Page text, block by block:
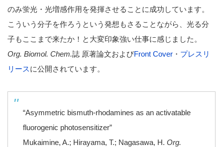
のみ蛍光・光増感作用を発揮させることに成功しています。
こういう分子を作ろうという発想もさることながら、光る分
子もここまで来たか！と大変印象強い仕事に感じました。
Org. Biomol. Chem.誌 原著論文およびFront Cover ・ プレスリ
リースに公開されています。
“Asymmetric bismuth-rhodamines as an activatable
fluorogenic photosensitizer”
Mukaimine, A.; Hirayama, T.; Nagasawa, H. Org.